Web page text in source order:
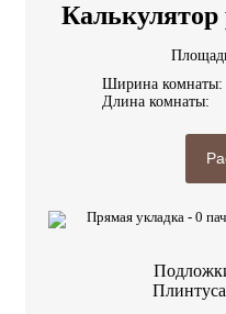
Ширина комнаты:
Длина комнаты:
Прямая укладка - 0